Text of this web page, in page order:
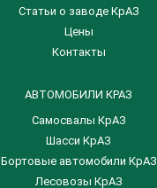
Статьи о заводе КрАЗ
Цены
Контакты
АВТОМОБИЛИ КРАЗ
Самосвалы КрАЗ
Шасси КрАЗ
Бортовые автомобили КрАЗ
Лесовозы КрАЗ